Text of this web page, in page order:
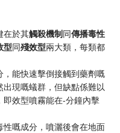
在於其​​觸殺機制​​同​​傳播毒性​
型​​同​​殘效型​​兩大類，每類都
，能快速擊倒接觸到藥劑嘅
現嘅蟻群，但缺點係難以
效型噴霧能在-分鐘內擊
性嘅成分，噴灑後會在地面